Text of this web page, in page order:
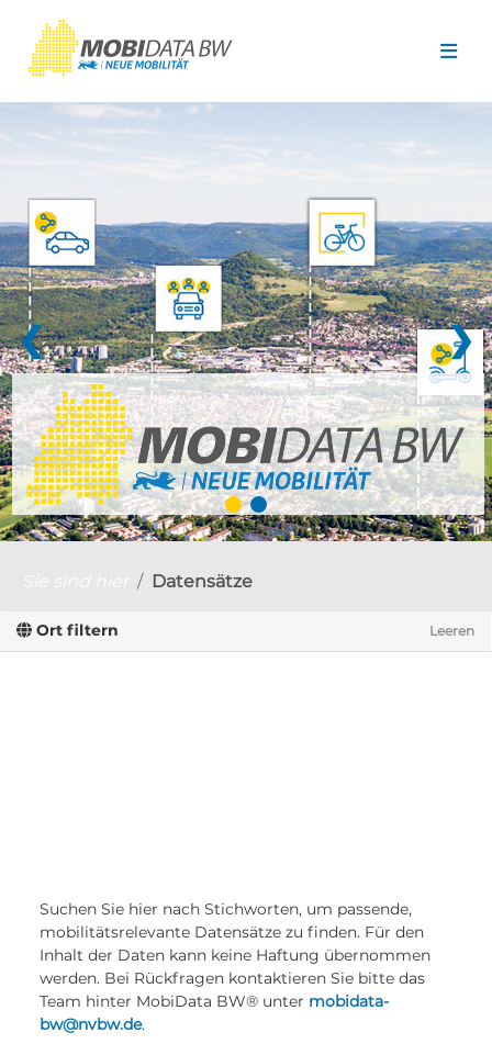
❮ ❯
Datensätze
Ort filtern Leeren
Suchen Sie hier nach Stichworten, um passende,
mobilitätsrelevante Datensätze zu finden. Für den
Inhalt der Daten kann keine Haftung übernommen
werden. Bei Rückfragen kontaktieren Sie bitte das
Team hinter MobiData BW® unter mobidata-
bw@nvbw.de.